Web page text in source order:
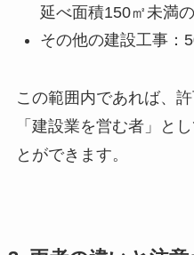
延べ面積150㎡未満
その他の建設工事：
この範囲内であれば、
「建設業を営む者」と
とができます。